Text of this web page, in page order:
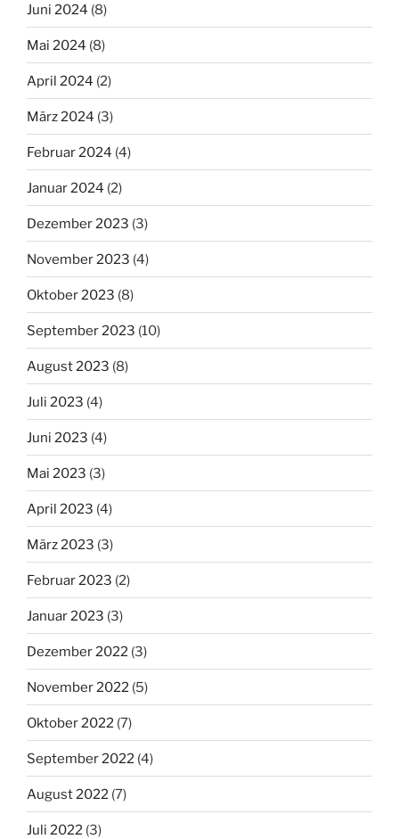
Juni 2024 (8)
Mai 2024 (8)
April 2024 (2)
März 2024 (3)
Februar 2024 (4)
Januar 2024 (2)
Dezember 2023 (3)
November 2023 (4)
Oktober 2023 (8)
September 2023 (10)
August 2023 (8)
Juli 2023 (4)
Juni 2023 (4)
Mai 2023 (3)
April 2023 (4)
März 2023 (3)
Februar 2023 (2)
Januar 2023 (3)
Dezember 2022 (3)
November 2022 (5)
Oktober 2022 (7)
September 2022 (4)
August 2022 (7)
Juli 2022 (3)